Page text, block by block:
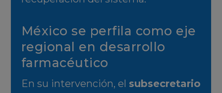
México se perfila como eje
regional en desarrollo
farmacéutico
En su intervención, el subsecretario